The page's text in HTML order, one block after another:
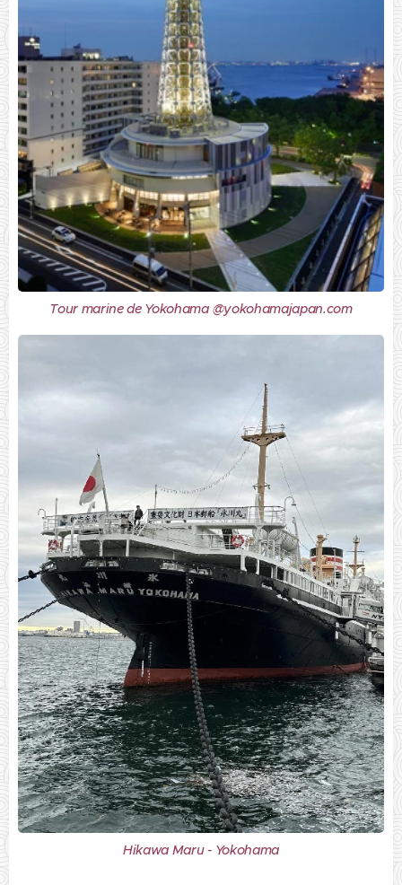
Tour marine de Yokohama @yokohamajapan.com
Hikawa Maru - Yokohama